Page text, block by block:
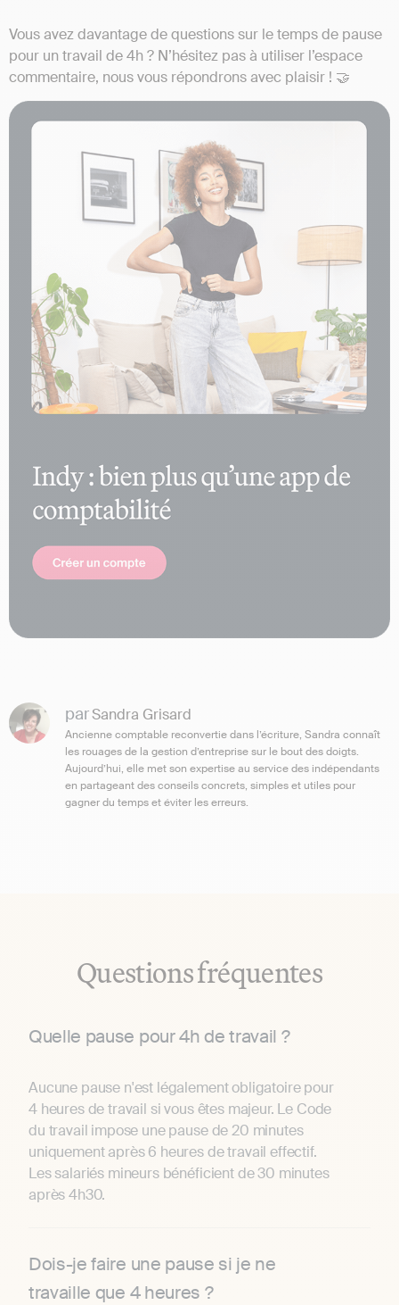
Vous avez davantage de questions sur le temps de pause
pour un travail de 4h ? N’hésitez pas à utiliser l’espace
commentaire, nous vous répondrons avec plaisir ! 🤝
parSandra Grisard
Ancienne comptable reconvertie dans l’écriture, Sandra connaît
les rouages de la gestion d’entreprise sur le bout des doigts.
Aujourd’hui, elle met son expertise au service des indépendants
en partageant des conseils concrets, simples et utiles pour
gagner du temps et éviter les erreurs.
Questions fréquentes
Quelle pause pour 4h de travail ?
Aucune pause n'est légalement obligatoire pour
4 heures de travail si vous êtes majeur. Le Code
du travail impose une pause de 20 minutes
uniquement après 6 heures de travail effectif.
Les salariés mineurs bénéficient de 30 minutes
après 4h30.
Dois-je faire une pause si je ne
travaille que 4 heures ?